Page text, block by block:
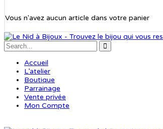
Vous n'avez aucun article dans votre panier
Accueil
L’atelier
Boutique
Parrainage
Vente privée
Mon Compte